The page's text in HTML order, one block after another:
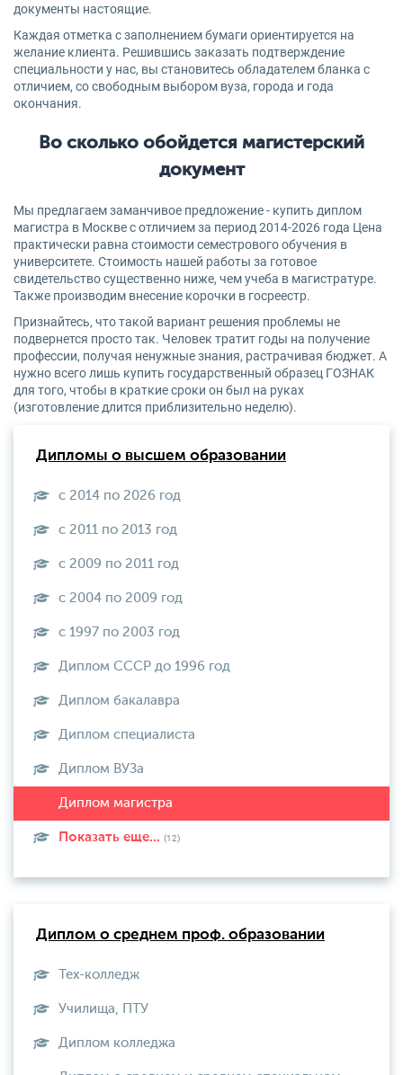
документы настоящие.
Каждая отметка с заполнением бумаги ориентируется на
желание клиента. Решившись заказать подтверждение
специальности у нас, вы становитесь обладателем бланка с
отличием, со свободным выбором вуза, города и года
окончания.
Во сколько обойдется магистерский
документ
Мы предлагаем заманчивое предложение - купить диплом
магистра в Москве с отличием за период 2014-2026 года Цена
практически равна стоимости семестрового обучения в
университете. Стоимость нашей работы за готовое
свидетельство существенно ниже, чем учеба в магистратуре.
Также производим внесение корочки в госреестр.
Признайтесь, что такой вариант решения проблемы не
подвернется просто так. Человек тратит годы на получение
профессии, получая ненужные знания, растрачивая бюджет. А
нужно всего лишь купить государственный образец ГОЗНАК
для того, чтобы в краткие сроки он был на руках
(изготовление длится приблизительно неделю).
Дипломы о высшем образовании
с 2014 по 2026 год
с 2011 по 2013 год
с 2009 по 2011 год
с 2004 по 2009 год
с 1997 по 2003 год
Диплом СССР до 1996 год
Диплом бакалавра
Диплом специалиста
Диплом ВУЗа
Показать еще... (12)
Диплом о среднем проф. образовании
Тех-колледж
Училища, ПТУ
Диплом колледжа